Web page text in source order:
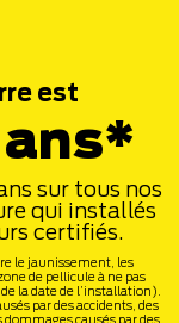
est
ans*
sur tous nos
qui installés
certifiés.
le jaunissement, les
de pellicule à ne pas
la date de l’installation).
par des accidents, des